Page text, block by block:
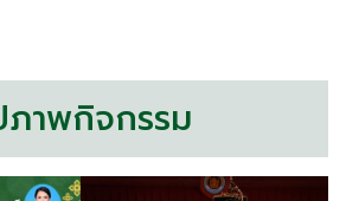
ภาพกิจกรรม